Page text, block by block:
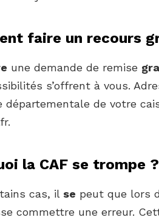
faire un recours
une demande de remise
s’offrent à vous.
départementale de votre
la CAF se trompe ?
cas, il se peut que lors
commettre une erreur.